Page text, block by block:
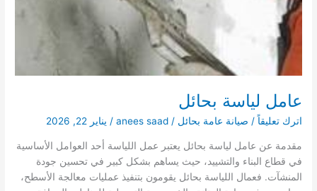
عامل لياسة بحائل
اترك تعليقاً / صيانة عامة بحائل /
anees saad
/ يناير 22, 2026
مقدمة عن عامل لياسة بحائل يعتبر عمل اللياسة أحد العوامل الأساسية
في قطاع البناء والتشييد، حيث يساهم بشكل كبير في تحسين جودة
المنشآت. فعمال اللياسة بحائل يقومون بتنفيذ عمليات معالجة الأسطح،